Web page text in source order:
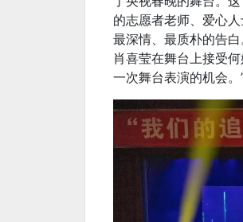
的志愿者老师、爱心
最深情、最质朴的告
肖喜莹在舞台上接受
一次舞台表演的机会。